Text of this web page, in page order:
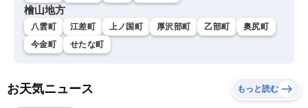
檜山地方
八雲町 江差町 上ノ国町 厚沢部町 乙部町
奥尻町
今金町
せたな町
お天気ニュース もっと読む